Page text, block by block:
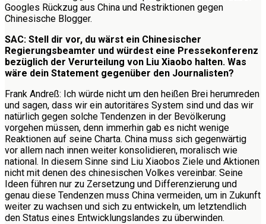
Googles Rückzug aus China und Restriktionen gegen
Chinesische Blogger.
SAC: Stell dir vor, du wärst ein Chinesischer
Regierungsbeamter und würdest eine Pressekonferenz
bezüglich der Verurteilung von Liu Xiaobo halten. Was
wäre dein Statement gegenüber den Journalisten?
Frank Andreß: Ich würde nicht um den heißen Brei herumreden
und sagen, dass wir ein autoritäres System sind und das wir
natürlich gegen solche Tendenzen in der Bevölkerung
vorgehen müssen, denn immerhin gab es nicht wenige
Reaktionen auf seine Charta. China muss sich gegenwärtig
vor allem nach innen weiter konsolidieren, moralisch wie
national. In diesem Sinne sind Liu Xiaobos Ziele und Aktionen
nicht mit denen des chinesischen Volkes vereinbar. Seine
Ideen führen nur zu Zersetzung und Differenzierung und
genau diese Tendenzen muss China vermeiden, um in Zukunft
weiter zu wachsen und sich zu entwickeln, um letztendlich
den Status eines Entwicklungslandes zu überwinden.